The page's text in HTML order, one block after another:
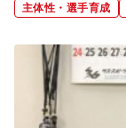
主体性・選手育成